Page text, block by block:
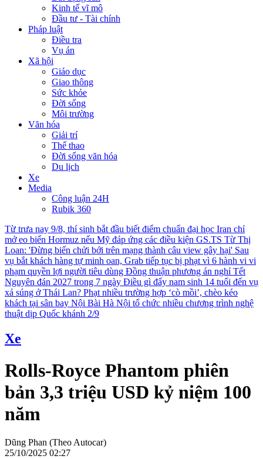
Kinh tế vĩ mô
Đầu tư - Tài chính
Pháp luật
Điều tra
Vụ án
Xã hội
Giáo dục
Giao thông
Sức khỏe
Đời sống
Môi trường
Văn hóa
Giải trí
Thể thao
Đời sống văn hóa
Du lịch
Xe
Media
Công luận 24H
Rubik 360
Từ trưa nay 9/8, thí sinh bắt đầu biết điểm chuẩn đại học Iran chỉ
mở eo biển Hormuz nếu Mỹ đáp ứng các điều kiện GS.TS Từ Thị
Loan: 'Đừng biến chửi bới trên mạng thành câu view gây hại' Sau
vụ bắt khách hàng tự minh oan, Grab tiếp tục bị phạt vì 6 hành vi vi
phạm quyền lợi người tiêu dùng Đồng thuận phương án nghỉ Tết
Nguyên đán 2027 trong 7 ngày Điều gì đẩy nam sinh 14 tuổi đến vụ
xả súng ở Thái Lan? Phạt nhiều trường hợp ‘cò mồi’, chèo kéo
khách tại sân bay Nội Bài Hà Nội tổ chức nhiều chương trình nghệ
thuật dịp Quốc khánh 2/9
Xe
Rolls-Royce Phantom phiên
bản 3,3 triệu USD kỷ niệm 100
năm
Dũng Phan (Theo Autocar)
25/10/2025 02:27